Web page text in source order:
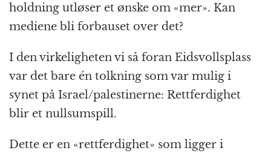
holdning utløser et ønske om «mer». Kan
mediene bli forbauset over det?
I den virkeligheten vi så foran Eidsvollsplass
var det bare én tolkning som var mulig i
synet på Israel/palestinerne: Rettferdighet
blir et nullsumspill.
Dette er en «rettferdighet» som ligger i